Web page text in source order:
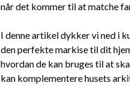
når det kommer til at matche
I denne artikel dykker vi ned i
den perfekte markise til dit
hvordan de kan bruges til at
kan komplementere husets